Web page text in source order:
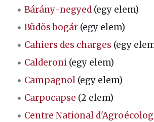
Bárány-negyed (egy elem)
Büdös bogár (egy elem)
Cahiers des charges (egy
Calderoni (egy elem)
Campagnol (egy elem)
Carpocapse (2 elem)
Centre National